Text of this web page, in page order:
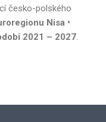
česko-polského
Nisa •
2021 – 2027.